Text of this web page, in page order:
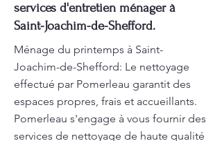
services d'entretien ménager à
Saint-Joachim-de-Shefford.
Ménage du printemps à Saint-
Joachim-de-Shefford: Le nettoyage
effectué par Pomerleau garantit des
espaces propres, frais et accueillants.
Pomerleau s'engage à vous fournir des
services de nettoyage de haute qualité